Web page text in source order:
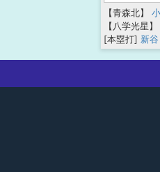
【青森北】
【八学光星】
[本塁打] 新谷